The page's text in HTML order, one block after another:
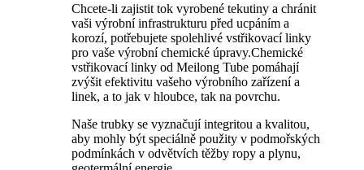
Chcete-li zajistit tok vyrobené tekutiny a chránit
vaši výrobní infrastrukturu před ucpáním a
korozí, potřebujete spolehlivé vstřikovací linky
pro vaše výrobní chemické úpravy.Chemické
vstřikovací linky od Meilong Tube pomáhají
zvýšit efektivitu vašeho výrobního zařízení a
linek, a to jak v hloubce, tak na povrchu.
Naše trubky se vyznačují integritou a kvalitou,
aby mohly být speciálně použity v podmořských
podmínkách v odvětvích těžby ropy a plynu,